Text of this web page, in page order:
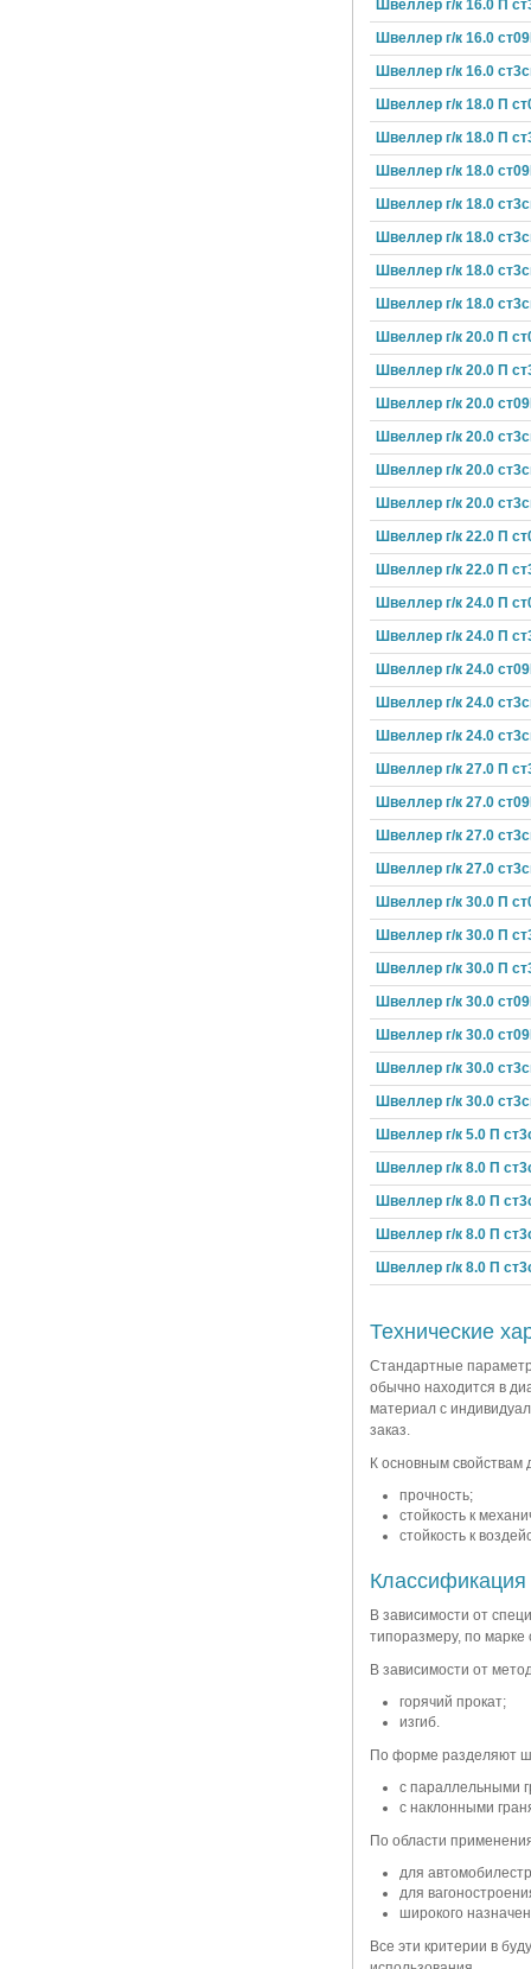
Швеллер г/к 16.0 П
Швеллер г/к 16.0
Швеллер г/к 16.0
Швеллер г/к 18.0 П
Швеллер г/к 18.0 П
Швеллер г/к 18.0
Швеллер г/к 18.0
Швеллер г/к 18.0
Швеллер г/к 18.0
Швеллер г/к 18.0
Швеллер г/к 20.0 П
Швеллер г/к 20.0 П
Швеллер г/к 20.0
Швеллер г/к 20.0
Швеллер г/к 20.0
Швеллер г/к 20.0
Швеллер г/к 22.0 П
Швеллер г/к 22.0 П
Швеллер г/к 24.0 П
Швеллер г/к 24.0 П
Швеллер г/к 24.0
Швеллер г/к 24.0
Швеллер г/к 24.0
Швеллер г/к 27.0 П
Швеллер г/к 27.0
Швеллер г/к 27.0
Швеллер г/к 27.0
Швеллер г/к 30.0 П
Швеллер г/к 30.0 П
Швеллер г/к 30.0 П
Швеллер г/к 30.0
Швеллер г/к 30.0
Швеллер г/к 30.0
Швеллер г/к 30.0
Швеллер г/к 5.0 П
Швеллер г/к 8.0 П
Швеллер г/к 8.0 П
Швеллер г/к 8.0 П
Швеллер г/к 8.0 П
Технические
Стандартные
обычно находится в
материал с
заказ.
К основным
прочность;
стойкость к
стойкость к
Классификация
В зависимости от
типоразмеру, по марке
В зависимости от
горячий прокат;
изгиб.
По форме разделяют
с параллельными
с наклонными
По области
для
для
широкого
Все эти критерии в